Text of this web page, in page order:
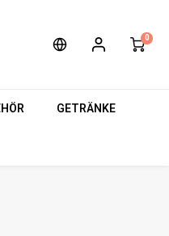
0
GETRÄNKE